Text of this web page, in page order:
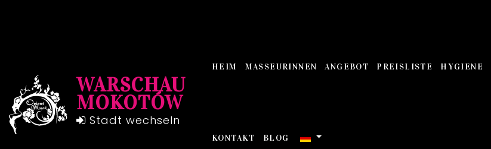
WARSCHAU
MOKOTÓW
Stadt wechseln
HEIM MASSEURINNEN ANGEBOT PREISLISTE HYGIENE
KONTAKT BLOG